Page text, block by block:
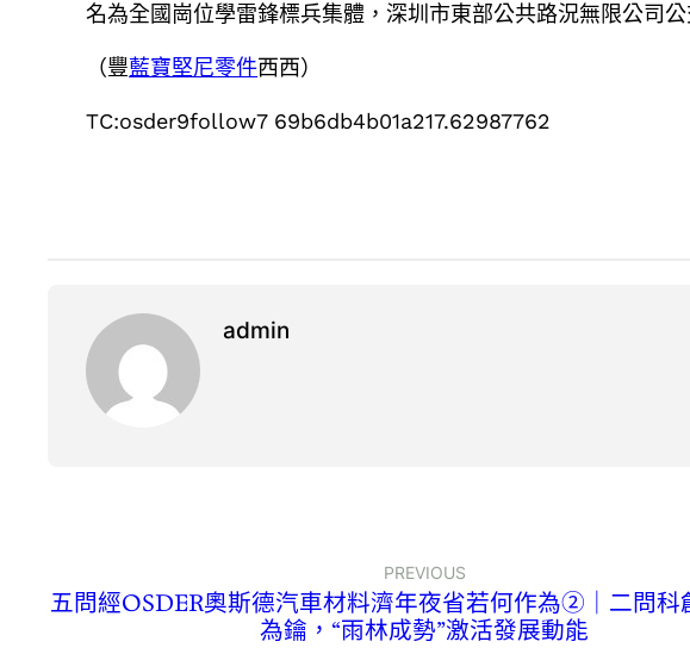
名為全國崗位學雷鋒標兵集體，深圳市東部公共路況無限公司
（豐藍寶堅尼零件西西）
TC:osder9follow7 69b6db4b01a217.62987762
admin
PREVIOUS
五問經OSDER奧斯德汽車材料濟年夜省若何作為②｜二問科
為鑰，“雨林成勢”激活發展動能